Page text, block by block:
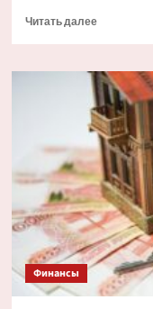
Читать далееПрочитать
Глава
ЦБ
назвала
факторы,
влияющие
на
курс
рубля
Финансы